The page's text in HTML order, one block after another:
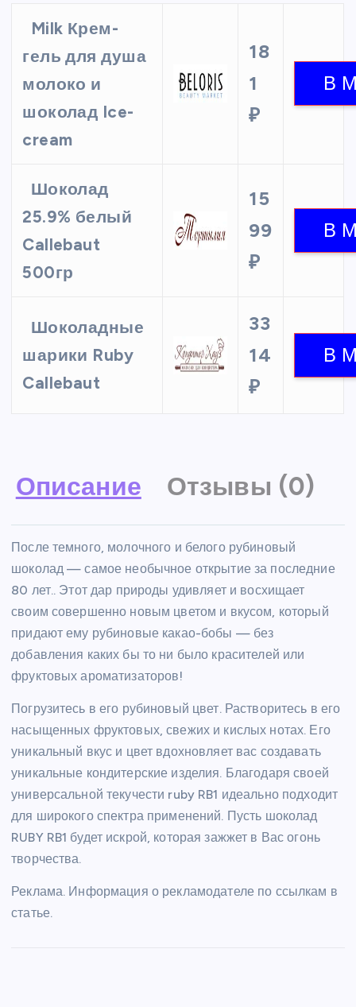
Milk Крем-
гель для душа
молоко и
шоколад Ice-
cream
18
1
₽
Шоколад
25.9% белый
Callebaut
500гр
15
99
₽
Шоколадные
шарики Ruby
Callebaut
33
14
₽
Описание Отзывы (0)
После темного, молочного и белого рубиновый
шоколад — самое необычное открытие за последние
80 лет.. Этот дар природы удивляет и восхищает
своим совершенно новым цветом и вкусом, который
придают ему рубиновые какао-бобы — без
добавления каких бы то ни было красителей или
фруктовых ароматизаторов!
Погрузитесь в его рубиновый цвет. Растворитесь в его
насыщенных фруктовых, свежих и кислых нотах. Его
уникальный вкус и цвет вдохновляет вас создавать
уникальные кондитерские изделия. Благодаря своей
универсальной текучести ruby ​​RB1 идеально подходит
для широкого спектра применений. Пусть шоколад
RUBY ​​RB1 будет искрой, которая зажжет в Вас огонь
творчества.
Реклама. Информация о рекламодателе по ссылкам в
статье.